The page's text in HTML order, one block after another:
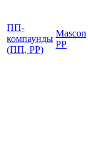
ПП-
компаунды
(ПП, PP)
Mascon
PP